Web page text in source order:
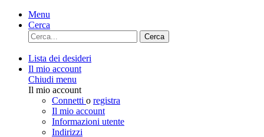
Menu
Cerca
Cerca
Lista dei desideri
Il mio account
Chiudi menu
Il mio account
Connetti o registra
Il mio account
Informazioni utente
Indirizzi